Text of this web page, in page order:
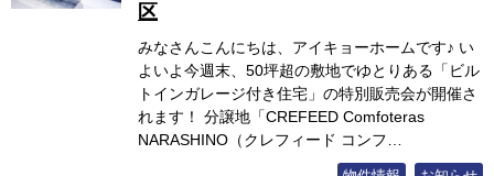
区
みなさんこんにちは、アイキョーホームです♪ い
よいよ今週末、50坪超の敷地でゆとりある「ビル
トインガレージ付き住宅」の特別販売会が開催さ
れます！ 分譲地「CREFEED Comfoteras
NARASHINO（クレフィード コンフ…